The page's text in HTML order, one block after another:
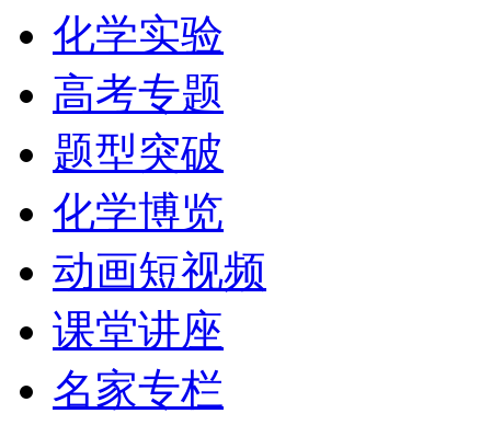
化学实验
高考专题
题型突破
化学博览
动画短视频
课堂讲座
名家专栏